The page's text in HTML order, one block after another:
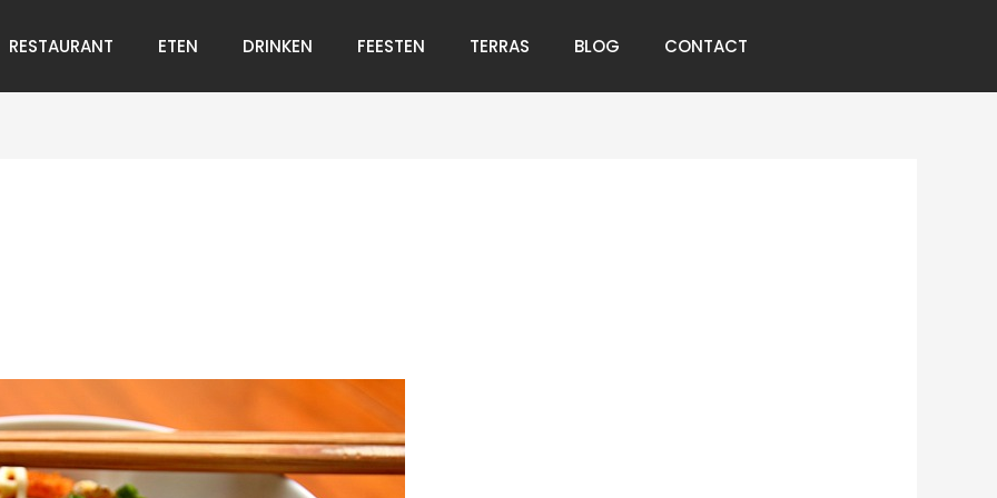
RESTAURANT ETEN DRINKEN FEESTEN TERRAS BLOG CONTACT